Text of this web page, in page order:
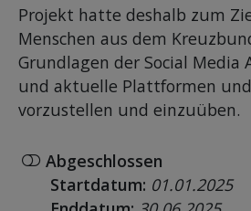
Projekt hatte deshalb zum
Menschen aus dem
Grundlagen der Social Media
und aktuelle Plattformen
vorzustellen und einzuüben.
Abgeschlossen
Startdatum: 01.01.2025